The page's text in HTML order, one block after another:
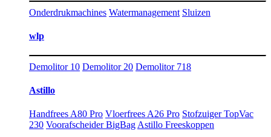
Onderdrukmachines Watermanagement Sluizen
wlp
Demolitor 10 Demolitor 20 Demolitor 718
Astillo
Handfrees A80 Pro Vloerfrees A26 Pro Stofzuiger TopVac
230 Voorafscheider BigBag Astillo Freeskoppen